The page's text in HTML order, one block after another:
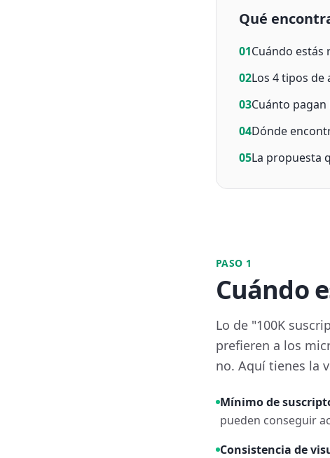
Qué
01Cuándo estás
02Los 4 tipos
03Cuánto
04Dónde
05La propuesta
PASO 1
Cuándo
Lo de "100K
prefieren a los
no. Aquí tienes la
Mínimo de
pueden conseguir
Consistencia de